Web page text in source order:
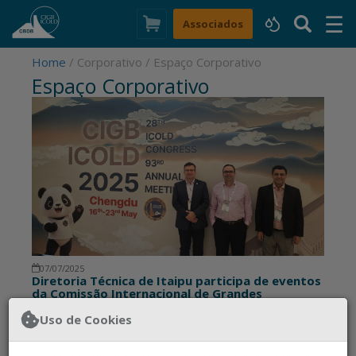
Associados ☰
×
Home / Corporativo / Espaço Corporativo
Espaço Corporativo
07/07/2025
Diretoria Técnica de Itaipu participa de eventos
da Comissão Internacional de Grandes
29º Congresso Mundial e a 95ª Reunião Anual da ICOLD
aconteceu em Chengdu, China
Uso de Cookies